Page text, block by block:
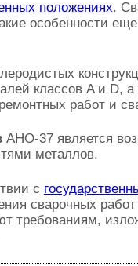
положениях.
особенности
классов A и D, а
работ и
АНО-37 является
металлов.
с
сварочных
требованиям,